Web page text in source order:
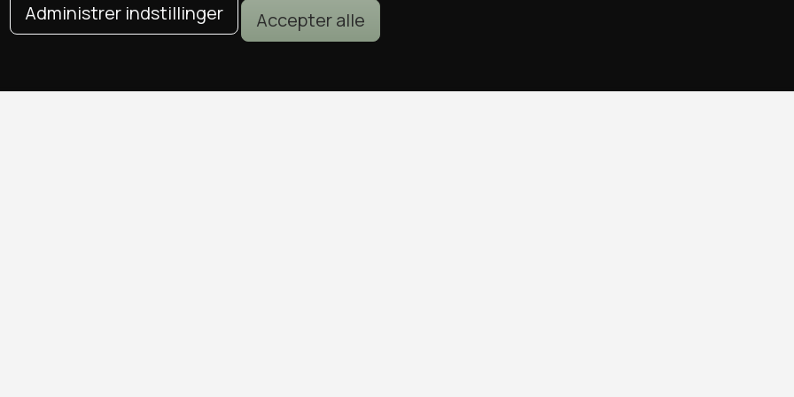
Administrer indstillinger Accepter alle